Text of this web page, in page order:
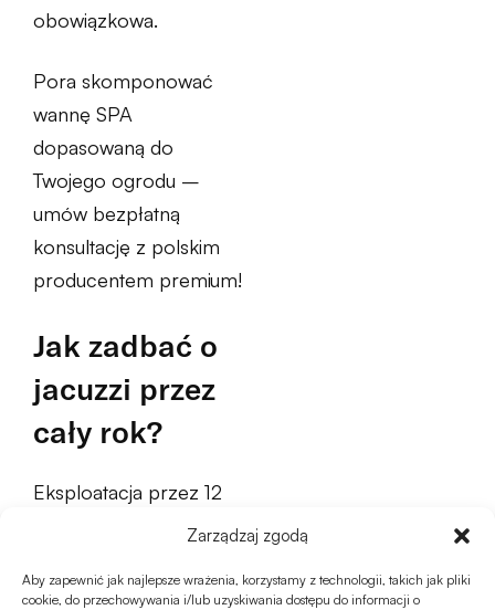
Zarządzaj zgodą
Aby zapewnić jak najlepsze wrażenia, korzystamy z technologii, takich jak pliki
cookie, do przechowywania i/lub uzyskiwania dostępu do informacji o
obowiązkowa.
Pora skomponować
wannę SPA
dopasowaną do
Twojego ogrodu –
umów bezpłatną
konsultację z polskim
producentem premium!
Jak zadbać o
jacuzzi przez
cały rok?
Eksploatacja przez 12
miesięcy wymaga rytmu
sezonu – latem